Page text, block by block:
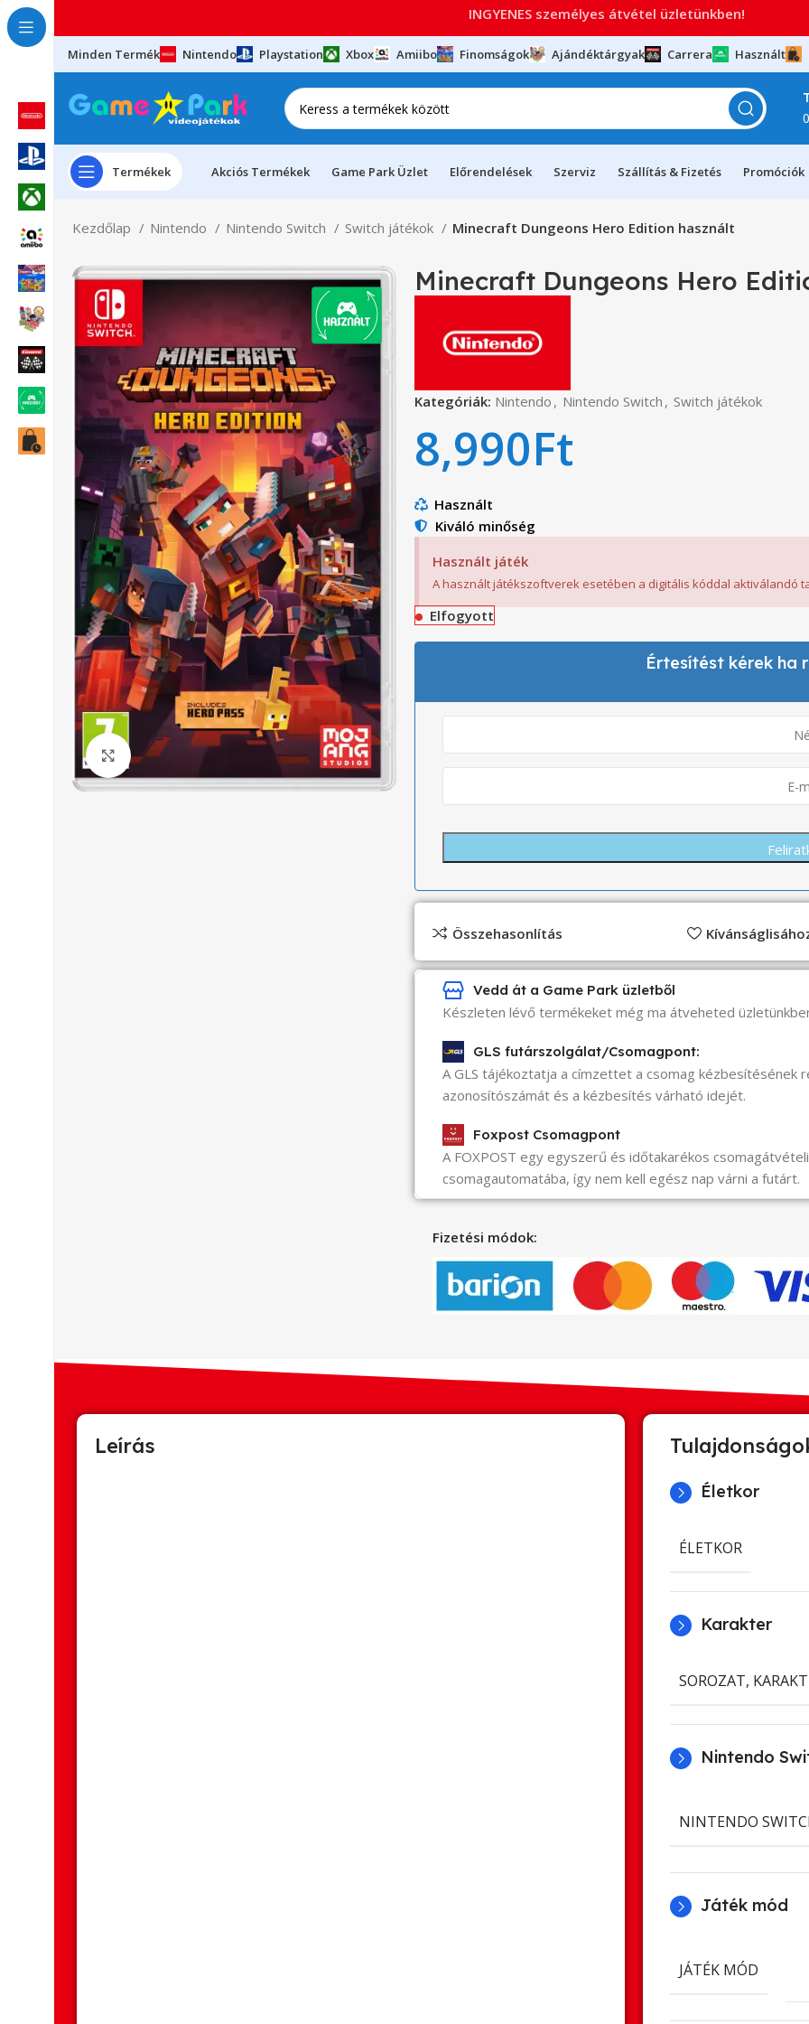
Minden Termék Nintendo Playstation Xbox Amiibo Finomságok Ajándéktárgyak Carrera Használt
Termékek Akciós Termékek Game Park Üzlet Előrendelések Szerviz Szállítás & Fizetés Promóciók
Kezdőlap Nintendo Nintendo Switch Switch játékok Minecraft Dungeons Hero Edition használt
Click to enlarge
Minecraft Dungeons Hero
Kategóriák: Nintendo , Nintendo Switch , Switch játékok
8,990Ft
Használt
Kiváló minőség
Használt játék
A használt játékszoftverek esetében a digitális kóddal aktiválandó
Elfogyott
Értesítést kérek ha
Összehasonlítás
Vedd át a Game Park üzletből
Készleten lévő termékeket még ma átveheted
GLS futárszolgálat/Csomagpont:
A GLS tájékoztatja a címzettet a csomag kézbesítésének
azonosítószámát és a kézbesítés várható idejét.
Foxpost Csomagpont
A FOXPOST egy egyszerű és időtakarékos
csomagautomatába, így nem kell egész nap várni a futárt.
Fizetési módok:
Leírás
Életkor
ÉLETKOR
Karakter
SOROZAT,
Nintendo
NINTENDO
Játék mód
JÁTÉK MÓD
INGYENES személyes átvétel üzletünkben!